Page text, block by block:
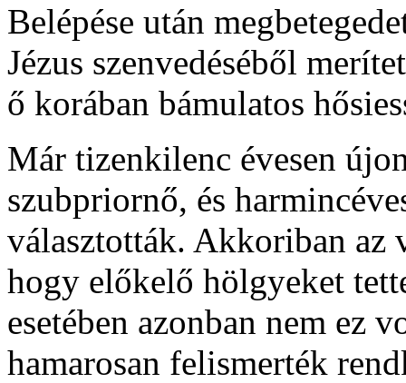
Belépése után
Jézus szenvedéséből
ő korában bámulatos
Már tizenkilenc évesen
szubpriornő, és
választották. Akkoriban az
hogy előkelő hölgyeket
esetében azonban nem ez
hamarosan felismerték